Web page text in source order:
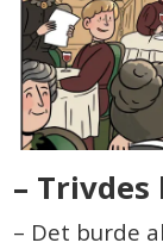
–
– Det burde